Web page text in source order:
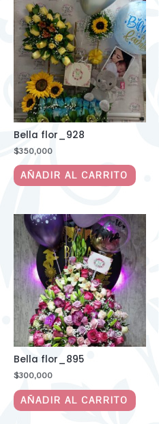
Bella flor_928
$350,000
AÑADIR AL CARRITO
Bella flor_895
$300,000
AÑADIR AL CARRITO